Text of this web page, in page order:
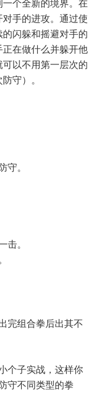
个全新的境界。在
手的进攻。通过使
闪躲和摇避对手的
在做什么并躲开他
以不用第一层次的
守）。
。
。
完组合拳后出其不
个子实战，这样你
守不同类型的拳